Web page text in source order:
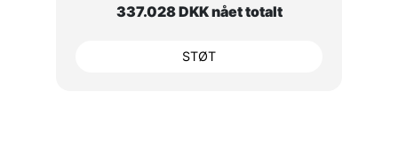
337.028 DKK nået totalt
STØT